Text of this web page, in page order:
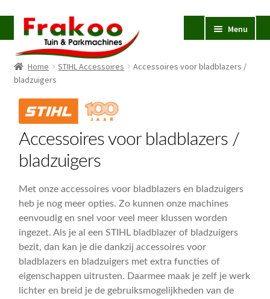
Ga
door
naar
navigatie
Ga
naar
de
inhoud
Menu
Homepage
Occasions
STIHL
Accessoires
Zaag- en snoeiaccessoires
Maai- en bodemaccessoires
Reinigingsaccessoires
Hogedrukreinigers
Alleszuigers / waterstofzuigers
Home STIHL Accessoires
Accessoires voor bladblazers /
bladzuigers
Accessoires voor bladblazers /
bladzuigers
Met onze accessoires voor bladblazers en bladzuigers
heb je nog meer opties. Zo kunnen onze machines
eenvoudig en snel voor veel meer klussen worden
ingezet. Als je al een STIHL bladblazer of bladzuigers
bezit, dan kan je die dankzij accessoires voor
bladblazers en bladzuigers met extra functies of
eigenschappen uitrusten. Daarmee maak je zelf je werk
lichter en breid je de gebruiksmogelijkheden van de